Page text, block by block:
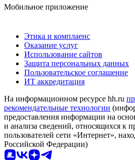
Мобильное приложение
Этика и комплаенс
Оказание услуг
Использование сайтов
Защита персональных данных
Пользовательское соглашение
ИТ аккредитация
На информационном ресурсе hh.ru
рекомендательные технологии
предоставления информации на
и анализа сведений, относящихся к
пользователей сети «Интернет»,
Российской Федерации)